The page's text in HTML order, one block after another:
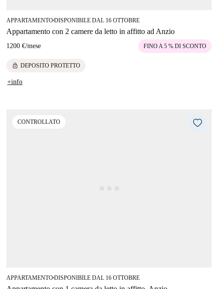
APPARTAMENTO■DISPONIBILE DAL 16 OTTOBRE
Appartamento con 2 camere da letto in affitto ad Anzio
1200 €/mese FINO A 5 % DI SCONTO
lock DEPOSITO PROTETTO
+info
CONTROLLATO
APPARTAMENTO■DISPONIBILE DAL 16 OTTOBRE